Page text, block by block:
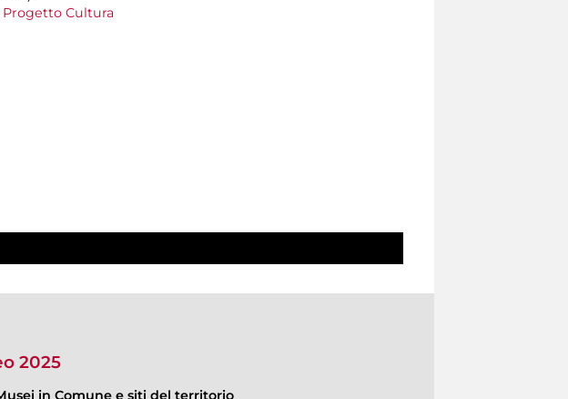
Cultura
2025
in Comune e siti del territorio